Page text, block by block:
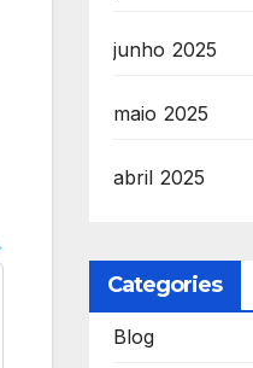
junho 2025
maio 2025
abril 2025
Categories
Blog